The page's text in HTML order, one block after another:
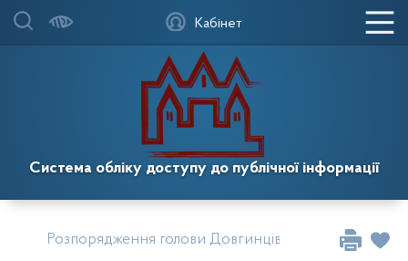
Система обліку доступу до публічної інформації
Кабінет
Розпорядження голови Довгинцівської районної в